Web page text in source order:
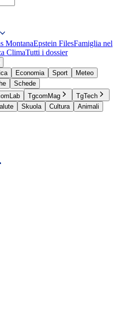
MontanaEpstein FilesFamiglia nel
ClimaTutti i dossier
Economia Sport
Meteo
Schede
TgcomMag
TgTech
Skuola Cultura
Animali